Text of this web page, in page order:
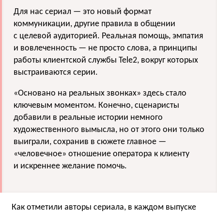
Для нас сериал — это новый формат
коммуникации, другие правила в общении
с целевой аудиторией. Реальная помощь, эмпатия
и вовлеченность — не просто слова, а принципы
работы клиентской службы Tele2, вокруг которых
выстраиваются серии.
«Основано на реальных звонках» здесь стало
ключевым моментом. Конечно, сценаристы
добавили в реальные истории немного
художественного вымысла, но от этого они только
выиграли, сохранив в сюжете главное —
«человечное» отношение оператора к клиенту
и искреннее желание помочь.
Как отметили авторы сериала, в каждом выпуске